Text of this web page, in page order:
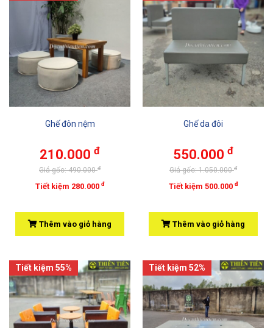
Ghế đôn nệm
210.000 đ
Giá gốc: 490.000đ
Tiết kiệm 280.000 đ
Thêm vào giỏ hàng
Ghế da đôi
550.000 đ
Giá gốc: 1.050.000đ
Tiết kiệm 500.000 đ
Thêm vào giỏ hàng
Tiết kiệm 55% Tiết kiệm 52%